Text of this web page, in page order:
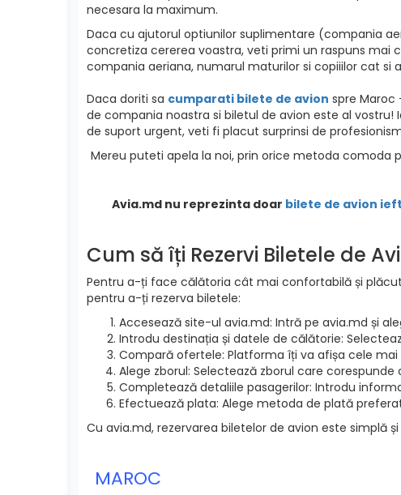
necesara la maximum.
Daca cu ajutorul optiunilor suplimentare (compania
concretiza cererea voastra, veti primi un raspuns mai
compania aeriana, numarul maturilor si copiiilor cat si
Daca doriti sa cumparati bilete de avion spre Maroc
de compania noastra si biletul de avion este al
de suport urgent, veti fi placut surprinsi de
Mereu puteti apela la noi, prin orice metoda comoda
Avia.md nu reprezinta doar bilete de avion
Cum să îți Rezervi Biletele de
Pentru a-ți face călătoria cât mai confortabilă și
pentru a-ți rezerva biletele:
Accesează site-ul avia.md: Intră pe avia.md și
Introdu destinația și datele de călătorie:
Compară ofertele: Platforma îți va afișa cele
Alege zborul: Selectează zborul care
Completează detaliile pasagerilor: Introdu
Efectuează plata: Alege metoda de plată
Cu avia.md, rezervarea biletelor de avion este simplă
MAROC